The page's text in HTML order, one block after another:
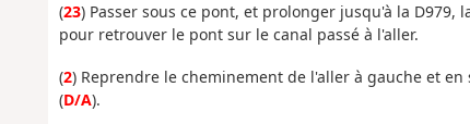
(23) Passer sous ce pont, et prolonger jusqu'à la D979,
pour retrouver le pont sur le canal passé à l'aller.
(2) Reprendre le cheminement de l'aller à gauche et
(D/A).